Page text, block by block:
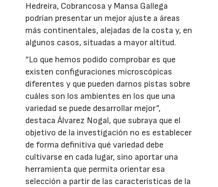
Hedreira, Cobrancosa y Mansa Gallega
podrían presentar un mejor ajuste a áreas
más continentales, alejadas de la costa y, en
algunos casos, situadas a mayor altitud.
“Lo que hemos podido comprobar es que
existen configuraciones microscópicas
diferentes y que pueden darnos pistas sobre
cuáles son los ambientes en los que una
variedad se puede desarrollar mejor”,
destaca Álvarez Nogal, que subraya que el
objetivo de la investigación no es establecer
de forma definitiva qué variedad debe
cultivarse en cada lugar, sino aportar una
herramienta que permita orientar esa
selección a partir de las características de la